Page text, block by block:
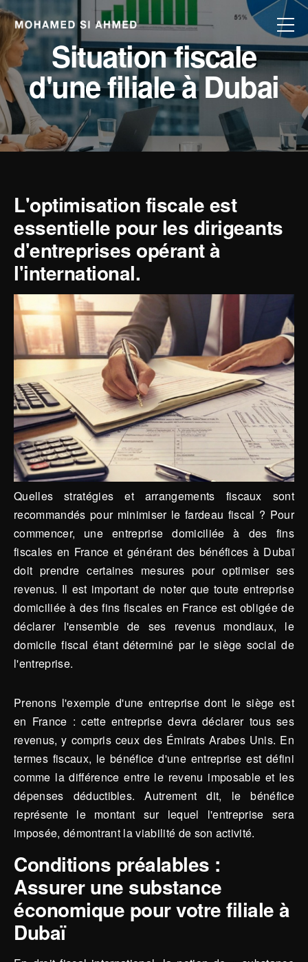
Situation fiscale
d'une filiale à Dubai
L'optimisation fiscale est
essentielle pour les dirigeants
d'entreprises opérant à
l'international.
Quelles stratégies et arrangements fiscaux sont
recommandés pour minimiser le fardeau fiscal ? Pour
commencer, une entreprise domiciliée à des fins
fiscales en France et générant des bénéfices à Dubaï
doit prendre certaines mesures pour optimiser ses
revenus. Il est important de noter que toute entreprise
domiciliée à des fins fiscales en France est obligée de
déclarer l'ensemble de ses revenus mondiaux, le
domicile fiscal étant déterminé par le siège social de
l'entreprise.
Prenons l'exemple d'une entreprise dont le siège est
en France : cette entreprise devra déclarer tous ses
revenus, y compris ceux des Émirats Arabes Unis. En
termes fiscaux, le bénéfice d'une entreprise est défini
comme la différence entre le revenu imposable et les
dépenses déductibles. Autrement dit, le bénéfice
représente le montant sur lequel l'entreprise sera
imposée, démontrant la viabilité de son activité.
Conditions préalables :
Assurer une substance
économique pour votre filiale à
Dubaï